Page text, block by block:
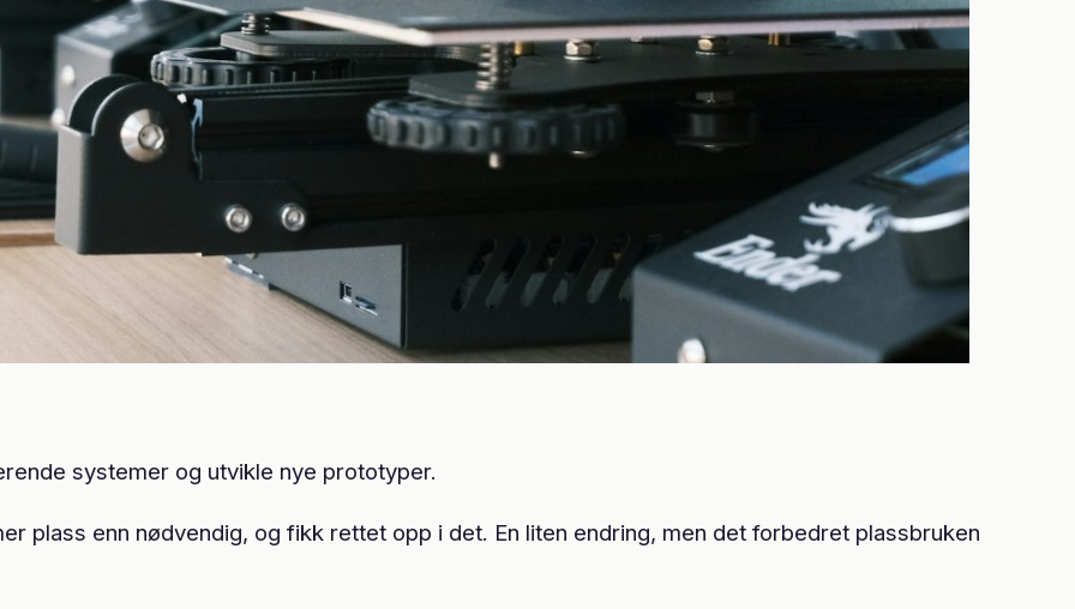
systemer og utvikle nye prototyper.
plass enn nødvendig, og fikk rettet opp i det. En liten endring, men det forbedret plassbruken